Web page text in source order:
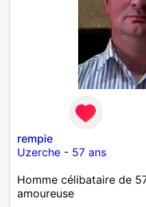
rempie
Uzerche - 57 ans
Homme célibataire de
amoureuse